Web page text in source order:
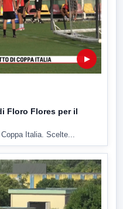
▶
Floro Flores per il
Italia. Scelte...